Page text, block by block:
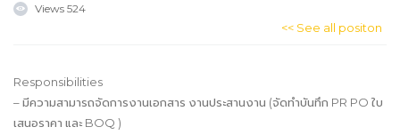
Views 524
<< See all positon
Responsibilities
– มีความสามารถจัดการงานเอกสาร งานประสานงาน (จัดทำบันทึก PR PO ใบ
เสนอราคา และ BOQ )